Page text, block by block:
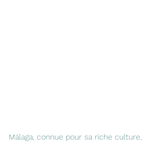
Málaga, connue pour sa riche culture,